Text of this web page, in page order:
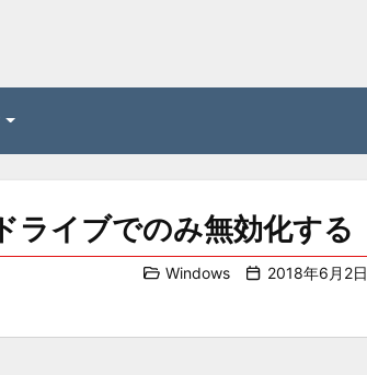
ライブでのみ無効化する
Windows 2018年6月2日